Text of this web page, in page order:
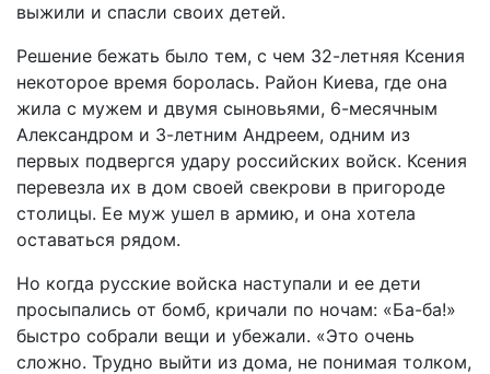
выжили и спасли своих детей.
Решение бежать было тем, с чем 32-летняя Ксения
некоторое время боролась. Район Киева, где она
жила с мужем и двумя сыновьями, 6-месячным
Александром и 3-летним Андреем, одним из
первых подвергся удару российских войск. Ксения
перевезла их в дом своей свекрови в пригороде
столицы. Ее муж ушел в армию, и она хотела
оставаться рядом.
Но когда русские войска наступали и ее дети
просыпались от бомб, кричали по ночам: «Ба-ба!»
быстро собрали вещи и убежали. «Это очень
сложно. Трудно выйти из дома, не понимая толком,